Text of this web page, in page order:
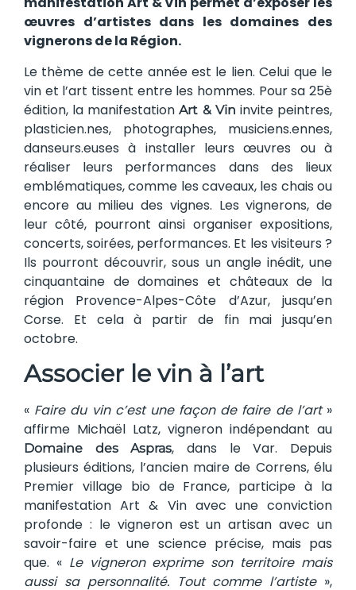
œuvres d’artistes dans les domaines des
vignerons de la Région.
Le thème de cette année est le lien. Celui que le
vin et l’art tissent entre les hommes. Pour sa 25è
édition, la manifestationArt & Vin invite peintres,
plasticien.nes, photographes, musiciens.ennes,
danseurs.euses à installer leurs œuvres ou à
réaliser leurs performances dans des lieux
emblématiques, comme les caveaux, les chais ou
encore au milieu des vignes. Les vignerons, de
leur côté, pourront ainsi organiser expositions,
concerts, soirées, performances. Et les visiteurs ?
Ils pourront découvrir, sous un angle inédit, une
cinquantaine de domaines et châteaux de la
région Provence-Alpes-Côte d’Azur, jusqu’en
Corse. Et cela à partir de fin mai jusqu’en
octobre.
Associer le vin à l’art
« Faire du vin c’est une façon de faire de l’art»
affirme Michaël Latz, vigneron indépendant au
Domaine des Aspras, dans le Var. Depuis
plusieurs éditions, l’ancien maire de Correns, élu
Premier village bio de France, participe à la
manifestation Art & Vin avec une conviction
profonde : le vigneron est un artisan avec un
savoir-faire et une science précise, mais pas
que. « Le vigneron exprime son territoire mais
aussi sa personnalité. Tout comme l’artiste»,